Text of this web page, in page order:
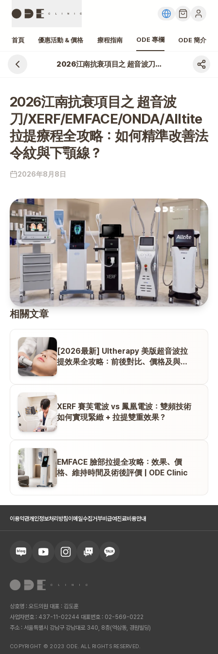
首頁 優惠活動 & 價格 療程指南 ODE 專欄 ODE 簡介
2026江南抗衰項目之 超音波刀/XERF/EMFACE/ONDA/Alltite拉提療程全攻略：如何精準改善法令紋與下顎線？
2026江南抗衰項目之 超音波
刀/XERF/EMFACE/ONDA/Alltite
拉提療程全攻略：如何精準改善法
令紋與下顎線？
2026年8月8日
相關文章
[2026最新] Ultherapy 美版超音波拉
提效果全攻略：前後對比、價格及與
XERF 賽芙電波 vs 鳳凰電波：雙頻技術
如何實現緊緻 + 拉提雙重效果？
EMFACE 臉部拉提全攻略：效果、價
格、維持時間及術後評價 | ODE Clinic
이용약관개인정보처리방침이메일수집거부비급여진료비용안내
상호명 : 오드의원 대표 : 김도훈
사업자번호 : 437-11-02244 대표번호 : 02-569-0222
주소 : 서울특별시 강남구 강남대로 340, 8층(역삼동, 경원빌딩)
COPYRIGHT © 2023 ODE. ALL RIGHTS RESERVED.